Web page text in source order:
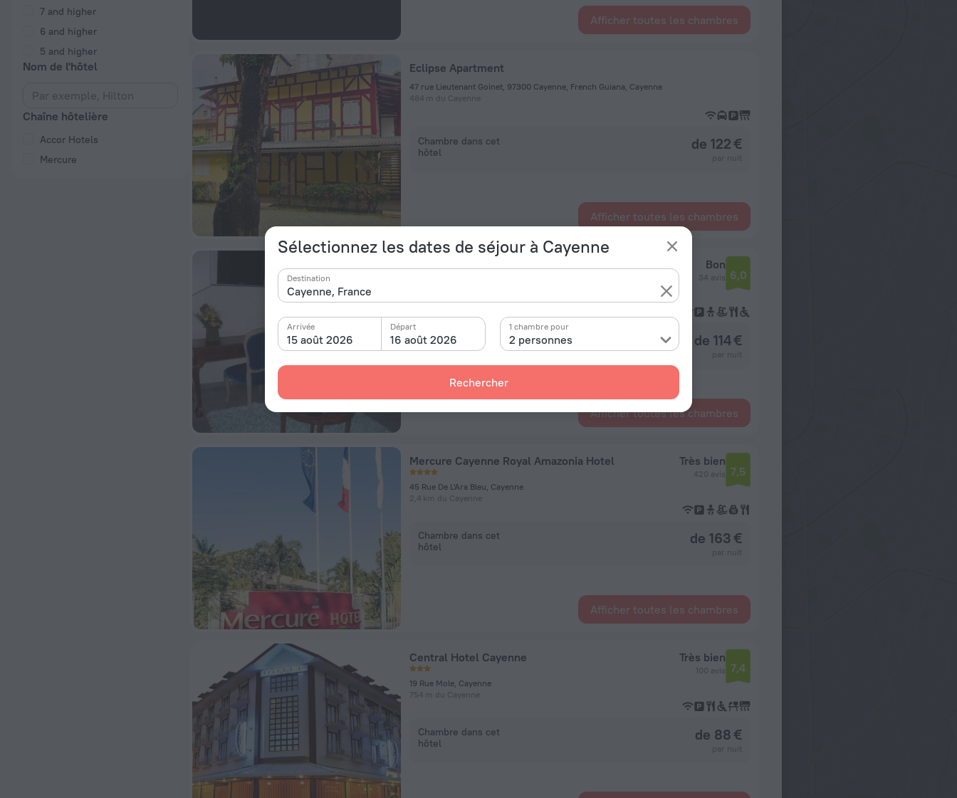
Sélectionnez les dates de séjour à Cayenne
Destination
15 août 2026
Arrivée
16 août 2026
Départ
2 personnes
1 chambre pour
Rechercher
7 and higher
6 and higher
5 and higher
Nom de l'hôtel
Chaîne hôtelière
Accor Hotels
Mercure
Afficher toutes les chambres
Eclipse Apartment
47 rue Lieutenant Goinet, 97300 Cayenne, French Guiana, Cayenne
484 m du Cayenne
Chambre dans cet
hôtel
de 122 €
Afficher toutes les chambres
Bon
34 avis 6,0
Chambre dans cet
hôtel
de 114 €
Afficher toutes les chambres
Mercure Cayenne Royal Amazonia Hotel
45 Rue De L'Ara Bleu, Cayenne
2,4 km du Cayenne
Très bien
420 avis 7,5
Chambre dans cet
hôtel
de 163 €
Afficher toutes les chambres
Central Hotel Cayenne
19 Rue Mole, Cayenne
754 m du Cayenne
Très bien
100 avis 7,4
Chambre dans cet
hôtel
de 88 €